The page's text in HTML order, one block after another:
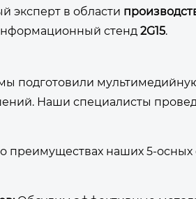
эксперт в области
стенд 2G15.
подготовили
Наши специалисты
преимуществах наших 5-осных